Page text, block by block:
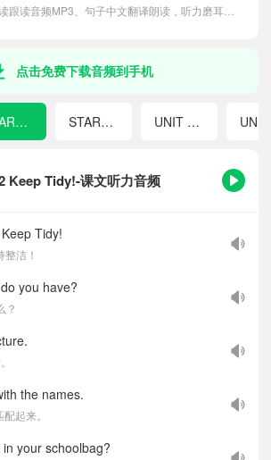
跟读音频MP3、句子中文翻译朗读，听力磨耳朵
点击免费下载音频到手机
Keep Tidy!-课文听力音频
Tidy!
洁！
you have?
？
the names.
起来。
your schoolbag?
STARTER UNIT 2 Keep Tidy! STARTER UNIT 3 Welcome! UNIT 1 You and Me